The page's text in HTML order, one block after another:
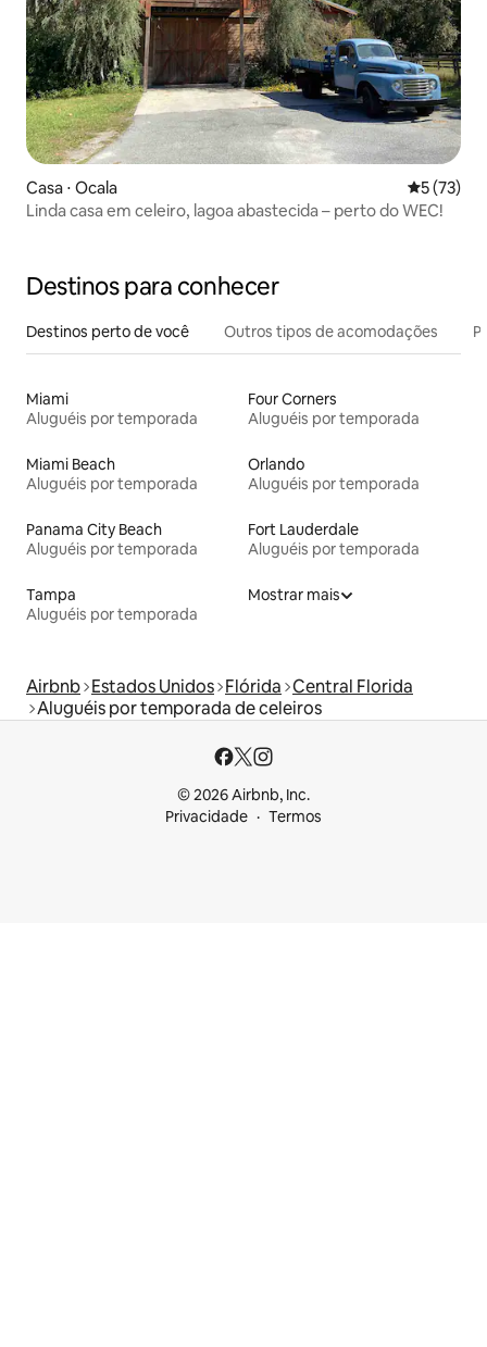
Casa ⋅ Ocala 5 de uma
5 (73)
Linda casa em celeiro, lagoa abastecida – perto do WEC!
Destinos para conhecer
Destinos perto de você Outros tipos de acomodações
Miami
Aluguéis por temporada
Four Corners
Aluguéis por temporada
Miami Beach
Aluguéis por temporada
Orlando
Aluguéis por temporada
Panama City Beach
Aluguéis por temporada
Fort Lauderdale
Aluguéis por temporada
Tampa
Aluguéis por temporada
Mostrar mais
Airbnb Estados Unidos Flórida Central Florida
Aluguéis por temporada de celeiros
© 2026 Airbnb, Inc.
Privacidade
Termos